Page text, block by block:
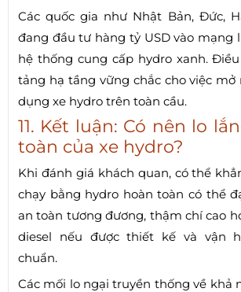
Các quốc gia như Nhật Bản, Đức,
đang đầu tư hàng tỷ USD vào mạng
hệ thống cung cấp hydro xanh.
tảng hạ tầng vững chắc cho việc mở
dụng xe hydro trên toàn cầu.
11. Kết luận: Có nên lo
toàn của xe hydro?
Khi đánh giá khách quan, có thể
chạy bằng hydro hoàn toàn có thể
an toàn tương đương, thậm chí cao
diesel nếu được thiết kế và vận
chuẩn.
Các mối lo ngại truyền thống về khả